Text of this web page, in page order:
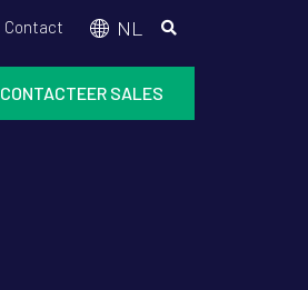
Contact NL
CONTACTEER SALES